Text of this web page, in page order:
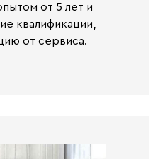
от 5 лет и
квалификации,
от сервиса.